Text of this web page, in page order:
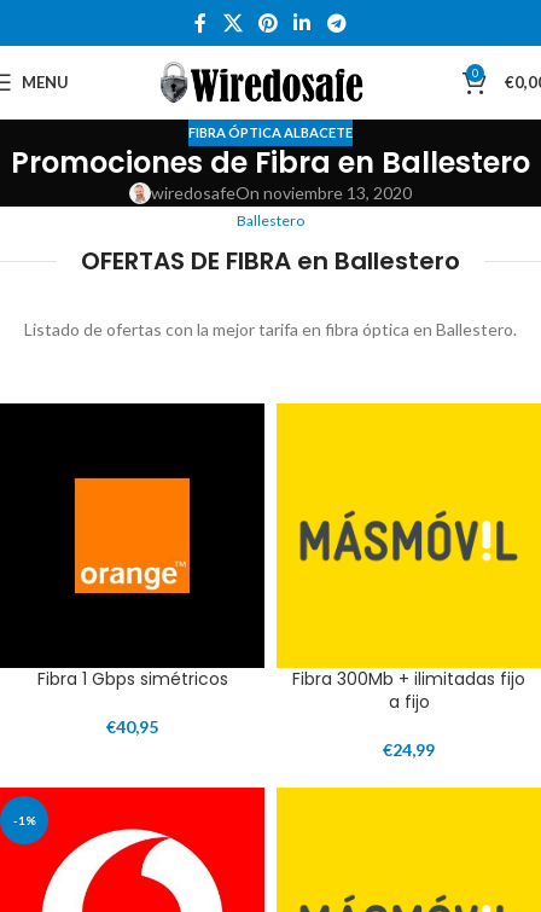
MENU 0 €
FIBRA ÓPTICA ALBACETE
Promociones de Fibra en Ballestero
wiredosafeOn noviembre 13, 2020
Ballestero
OFERTAS DE FIBRA en Ballestero
Listado de ofertas con la mejor tarifa en fibra óptica en Ballestero.
Fibra 1 Gbps simétricos
€40,95
Fibra 300Mb + ilimitadas fijo
a fijo
€24,99
-1%